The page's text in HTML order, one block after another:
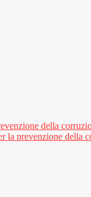
della
la prevenzione della